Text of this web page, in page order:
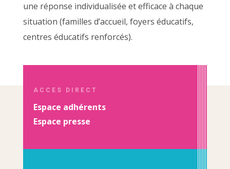
une réponse individualisée et efficace à chaque
situation (familles d’accueil, foyers éducatifs,
centres éducatifs renforcés).
ACCES DIRECT
Espace adhérents
Espace presse